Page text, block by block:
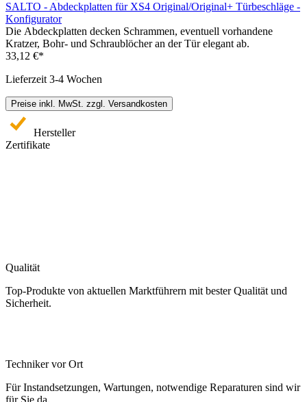
SALTO - Abdeckplatten für XS4 Original/Original+ Türbeschläge -
Konfigurator
Die Abdeckplatten decken Schrammen, eventuell vorhandene
Kratzer, Bohr- und Schraublöcher an der Tür elegant ab.
33,12 €*
Lieferzeit 3-4 Wochen
Preise inkl. MwSt. zzgl. Versandkosten
Hersteller
Zertifikate
Qualität
Top-Produkte von aktuellen Marktführern mit bester Qualität und
Sicherheit.
Techniker vor Ort
Für Instandsetzungen, Wartungen, notwendige Reparaturen sind wir